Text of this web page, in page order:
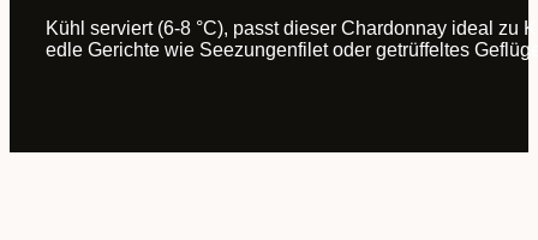
Kühl serviert (6-8 °C), passt dieser Chardonnay ideal zu
edle Gerichte wie Seezungenfilet oder getrüffeltes